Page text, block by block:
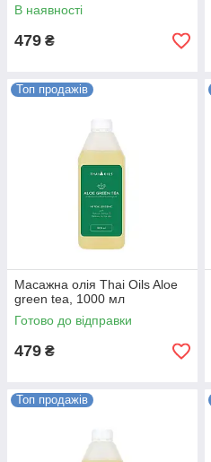
В наявності
479 ₴
Топ продажів
Масажна олія Thai Oils Aloe
green tea, 1000 мл
Готово до відправки
479 ₴
Топ продажів